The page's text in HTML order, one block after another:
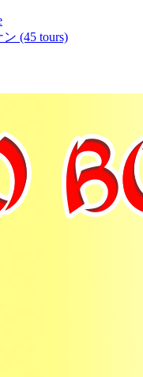
(45 tours)